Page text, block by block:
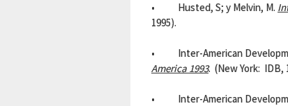
• Husted, S; y Melvin, M.
1995).
• Inter-American
America 1993. (New York: IDB,
• Inter-American